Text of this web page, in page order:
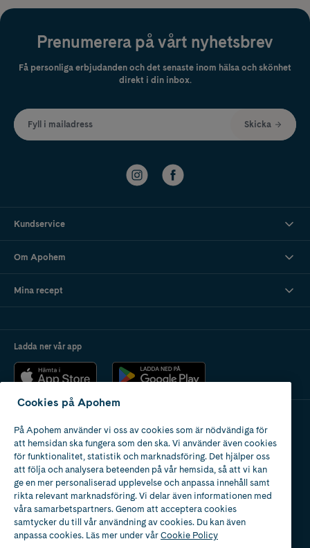
Prenumerera på vårt nyhetsbrev
Få personliga erbjudanden och det senaste inom hälsa och skönhet
direkt i din inbox.
Fyll i mailadress Skicka
Kundservice
Om Apohem
Mina recept
Ladda ner vår app
Apotek med tillstånd
av Läkemedelsverket
Cookies på Apohem
På Apohem använder vi oss av cookies som är nödvändiga för
att hemsidan ska fungera som den ska. Vi använder även cookies
för funktionalitet, statistik och marknadsföring. Det hjälper oss
att följa och analysera beteenden på vår hemsida, så att vi kan
ge en mer personaliserad upplevelse och anpassa innehåll samt
rikta relevant marknadsföring. Vi delar även informationen med
våra samarbetspartners. Genom att acceptera cookies
samtycker du till vår användning av cookies. Du kan även
anpassa cookies. Läs mer under vårCookie Policy